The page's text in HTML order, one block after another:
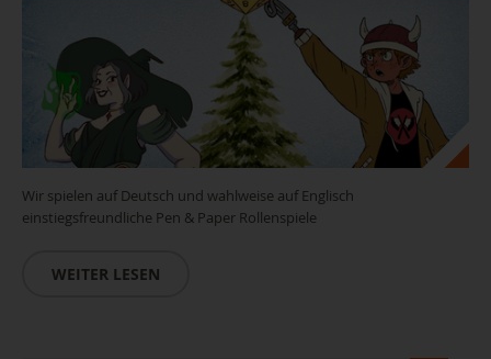
Wir spielen auf Deutsch und wahlweise auf Englisch
einstiegsfreundliche Pen & Paper Rollenspiele
WEITER LESEN